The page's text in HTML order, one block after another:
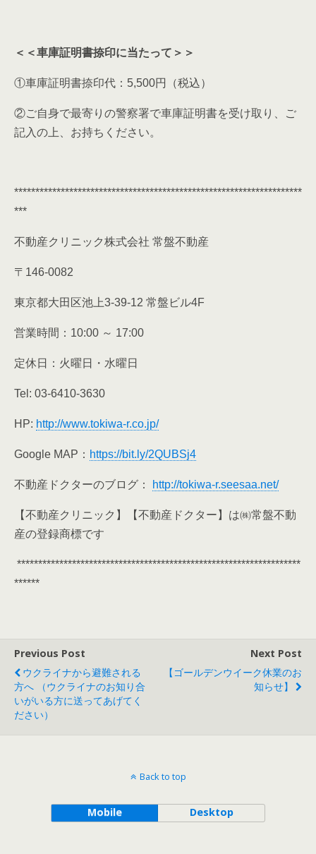
＜＜車庫証明書捺印に当たって＞＞
①車庫証明書捺印代：5,500円（税込）
②ご自身で最寄りの警察署で車庫証明書を受け取り、ご
記入の上、お持ちください。
********************************************************************
***
不動産クリニック株式会社 常盤不動産
〒146-0082
東京都大田区池上3-39-12 常盤ビル4F
営業時間：10:00 ～ 17:00
定休日：火曜日・水曜日
Tel: 03-6410-3630
HP: http://www.tokiwa-r.co.jp/
Google MAP： https://bit.ly/2QUBSj4
不動産ドクターのブログ： http://tokiwa-r.seesaa.net/
【不動産クリニック】【不動産ドクター】は㈱常盤不動
産の登録商標です
*******************************************************************
******
Previous Post
ウクライナから避難される
方へ （ウクライナのお知り合
いがいる方に送ってあげてく
ださい）
Next Post
【ゴールデンウイーク休業のお
知らせ】
Back to top
Mobile Desktop